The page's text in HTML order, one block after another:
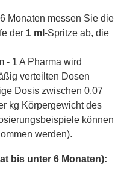
Monaten messen Sie die
der 1 ml -Spritze ab, die
- 1 A Pharma wird
verteilten Dosen
Dosis zwischen 0,07
kg Körpergewicht des
können
werden).
bis unter 6 Monaten):